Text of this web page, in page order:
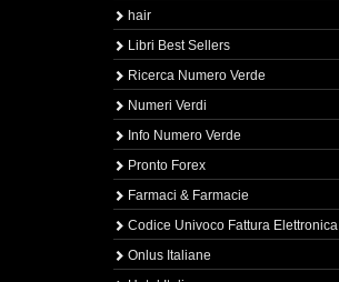
hair
Libri Best Sellers
Ricerca Numero Verde
Numeri Verdi
Info Numero Verde
Pronto Forex
Farmaci & Farmacie
Codice Univoco Fattura Elettronica
Onlus Italiane